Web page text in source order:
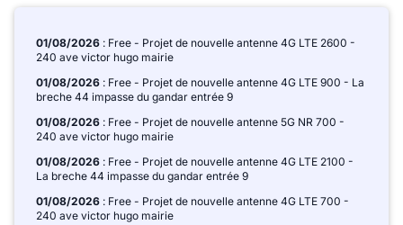
01/08/2026 : Free - Projet de nouvelle antenne 4G LTE 2600 -
240 ave victor hugo mairie
01/08/2026 : Free - Projet de nouvelle antenne 4G LTE 900 - La
breche 44 impasse du gandar entrée 9
01/08/2026 : Free - Projet de nouvelle antenne 5G NR 700 -
240 ave victor hugo mairie
01/08/2026 : Free - Projet de nouvelle antenne 4G LTE 2100 -
La breche 44 impasse du gandar entrée 9
01/08/2026 : Free - Projet de nouvelle antenne 4G LTE 700 -
240 ave victor hugo mairie